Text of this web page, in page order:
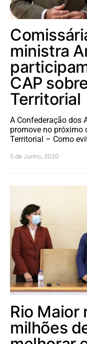
ministra
CAP
Territorial
A Confederação dos
promove no próximo
Territorial – Como
5 de Junho, 2020
Rio Maior
milhões